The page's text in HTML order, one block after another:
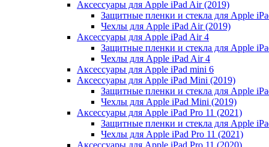
Аксессуары для Apple iPad Air (2019)
Защитные пленки и стекла для Apple
Чехлы для Apple iPad Air (2019)
Аксессуары для Apple iPad Air 4
Защитные пленки и стекла для Apple
Чехлы для Apple iPad Air 4
Аксессуары для Apple iPad mini 6
Аксессуары для Apple iPad Mini (2019)
Защитные пленки и стекла для Apple
Чехлы для Apple iPad Mini (2019)
Аксессуары для Apple iPad Pro 11 (2021)
Защитные пленки и стекла для Apple
Чехлы для Apple iPad Pro 11 (2021)
Аксессуары для Apple iPad Pro 11 (2020)